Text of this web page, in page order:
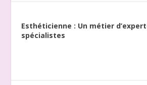
Esthéticienne : Un métier
spécialistes